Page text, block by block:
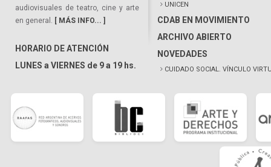
audiovisuales de teatro, cine y arte
en general. [ MÁS INFO... ]
HORARIO DE ATENCIÓN
LUNES a VIERNES de 9 a 19 hs.
UNICEN
CDAB EN MOVIMIENTO
ARCHIVO ABIERTO
NOVEDADES
CUIDADO SOCIAL. VÍNCULO